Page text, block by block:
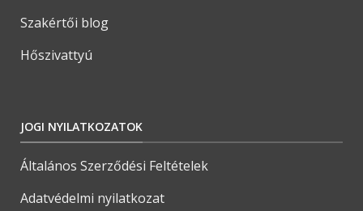
Szakértői blog
Hőszivattyú
JOGI NYILATKOZATOK
Általános Szerződési Feltételek
Adatvédelmi nyilatkozat